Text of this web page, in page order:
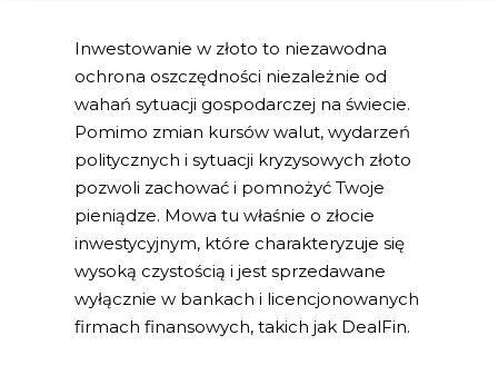
Inwestowanie w złoto to niezawodna
ochrona oszczędności niezależnie od
wahań sytuacji gospodarczej na świecie.
Pomimo zmian kursów walut, wydarzeń
politycznych i sytuacji kryzysowych złoto
pozwoli zachować i pomnożyć Twoje
pieniądze. Mowa tu właśnie o złocie
inwestycyjnym, które charakteryzuje się
wysoką czystością i jest sprzedawane
wyłącznie w bankach i licencjonowanych
firmach finansowych, takich jak DealFin.